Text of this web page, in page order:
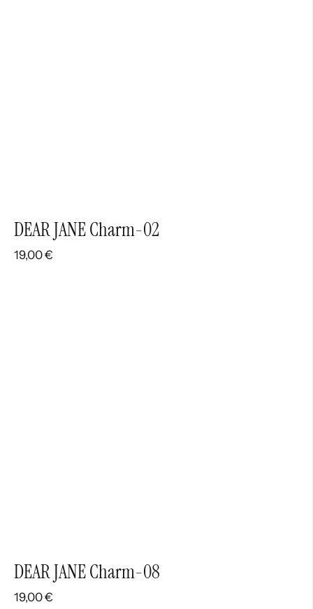
DEAR JANE Charm-02
19,00€
DEAR JANE Charm-08
19,00€